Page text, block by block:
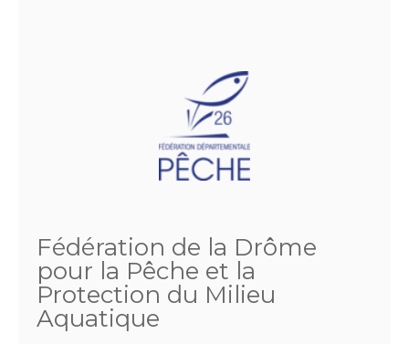
Fédération de la Drôme
pour la Pêche et la
Protection du Milieu
Aquatique